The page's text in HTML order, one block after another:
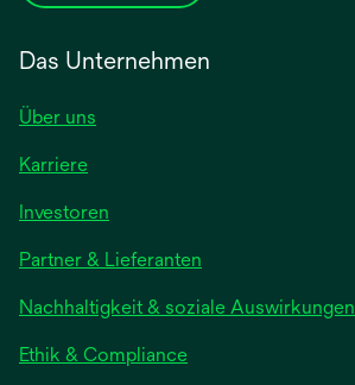
Das Unternehmen
Über uns
Karriere
Investoren
Partner & Lieferanten
Nachhaltigkeit & soziale Auswirkungen
Ethik & Compliance